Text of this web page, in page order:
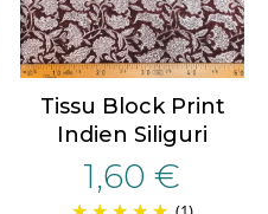
Tissu Block Print
Indien Siliguri
1,60 €